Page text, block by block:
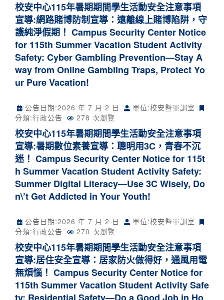
校安中心115年暑期期間學生活動安全注意事項
宣導:網路賭博防制宣導：遠離線上賭博陷阱，守
護純淨假期！ Campus Security Center Notice
for 115th Summer Vacation Student Activity
Safety: Cyber Gambling Prevention—Stay A
way from Online Gambling Traps, Protect Yo
ur Pure Vacation!
公告日期:2026 年 7 月 2 日
單位:校安暨軍訓室
分類:行政公告 278 次瀏覽
校安中心115年暑期期間學生活動安全注意事項
宣導:暑期數位素養宣導：聰明用3C，青春不沉
迷！ Campus Security Center Notice for 115t
h Summer Vacation Student Activity Safety:
Summer Digital Literacy—Use 3C Wisely, Do
n\’t Get Addicted in Your Youth!
公告日期:2026 年 7 月 2 日
單位:校安暨軍訓室
分類:行政公告 270 次瀏覽
校安中心115年暑期期間學生活動安全注意事項
宣導:居住安全宣導：居家防火做得好，通風用電
無煩惱！ Campus Security Center Notice for
115th Summer Vacation Student Activity Safe